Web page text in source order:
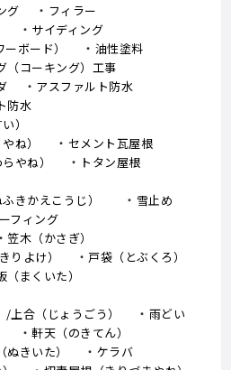
グ
フィラー
サイディング
ボード）
油性塗料
（コーキング）工事
アスファルト防水
防水
）
ね）
セメント瓦屋根
やね）
トタン屋根
きかえこうじ）
雪止め
フィング
笠木（かさぎ）
りよけ）
戸袋（とぶくろ）
（まくいた）
上合（じょうごう）
雨どい
軒天（のきてん）
ぬきいた）
ケラバ
切妻屋根（きりづまやね）